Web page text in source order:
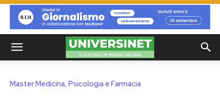
Master Medicina, Psicologia e Farmacia